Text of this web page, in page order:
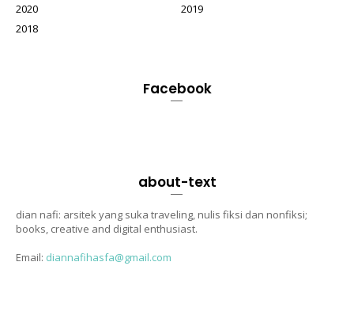
2020
2019
2018
Facebook
about-text
dian nafi: arsitek yang suka traveling, nulis fiksi dan nonfiksi;
books, creative and digital enthusiast.
Email: diannafihasfa@gmail.com